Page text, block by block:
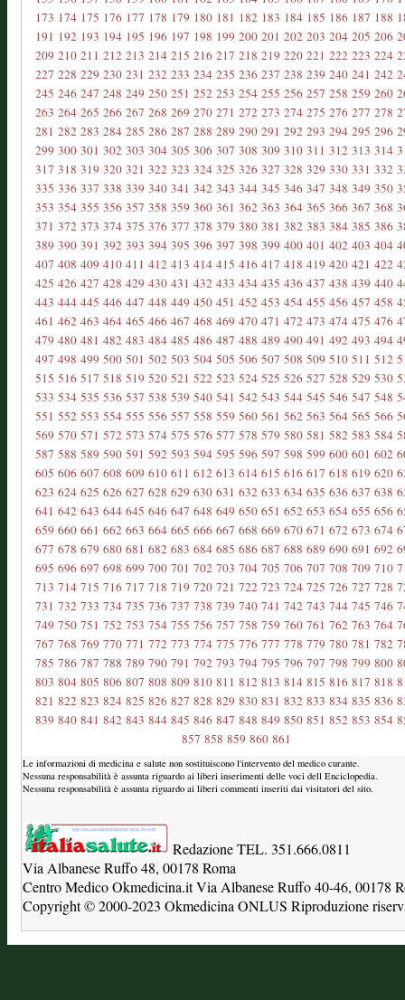
173 174 175 176 177 178 179 180 181 182 183 184 185 186 187 188
191 192 193 194 195 196 197 198 199 200 201 202 203 204 205 206
209 210 211 212 213 214 215 216 217 218 219 220 221 222 223 224
227 228 229 230 231 232 233 234 235 236 237 238 239 240 241 242
245 246 247 248 249 250 251 252 253 254 255 256 257 258 259 260
263 264 265 266 267 268 269 270 271 272 273 274 275 276 277 278
281 282 283 284 285 286 287 288 289 290 291 292 293 294 295 296
299 300 301 302 303 304 305 306 307 308 309 310 311 312 313 314
317 318 319 320 321 322 323 324 325 326 327 328 329 330 331 332
335 336 337 338 339 340 341 342 343 344 345 346 347 348 349 350
353 354 355 356 357 358 359 360 361 362 363 364 365 366 367 368
371 372 373 374 375 376 377 378 379 380 381 382 383 384 385 386
389 390 391 392 393 394 395 396 397 398 399 400 401 402 403 404
407 408 409 410 411 412 413 414 415 416 417 418 419 420 421 422
425 426 427 428 429 430 431 432 433 434 435 436 437 438 439 440
443 444 445 446 447 448 449 450 451 452 453 454 455 456 457 458
461 462 463 464 465 466 467 468 469 470 471 472 473 474 475 476
479 480 481 482 483 484 485 486 487 488 489 490 491 492 493 494
497 498 499 500 501 502 503 504 505 506 507 508 509 510 511 512
515 516 517 518 519 520 521 522 523 524 525 526 527 528 529 530
533 534 535 536 537 538 539 540 541 542 543 544 545 546 547 548
551 552 553 554 555 556 557 558 559 560 561 562 563 564 565 566
569 570 571 572 573 574 575 576 577 578 579 580 581 582 583 584
587 588 589 590 591 592 593 594 595 596 597 598 599 600 601 602
605 606 607 608 609 610 611 612 613 614 615 616 617 618 619 620
623 624 625 626 627 628 629 630 631 632 633 634 635 636 637 638
641 642 643 644 645 646 647 648 649 650 651 652 653 654 655 656
659 660 661 662 663 664 665 666 667 668 669 670 671 672 673 674
677 678 679 680 681 682 683 684 685 686 687 688 689 690 691 692
695 696 697 698 699 700 701 702 703 704 705 706 707 708 709 710
713 714 715 716 717 718 719 720 721 722 723 724 725 726 727 728
731 732 733 734 735 736 737 738 739 740 741 742 743 744 745 746
749 750 751 752 753 754 755 756 757 758 759 760 761 762 763 764
767 768 769 770 771 772 773 774 775 776 777 778 779 780 781 782
785 786 787 788 789 790 791 792 793 794 795 796 797 798 799 800
803 804 805 806 807 808 809 810 811 812 813 814 815 816 817 818
821 822 823 824 825 826 827 828 829 830 831 832 833 834 835 836
839 840 841 842 843 844 845 846 847 848 849 850 851 852 853 854
857 858 859 860 861
Le informazioni di medicina e salute non sostituiscono l'intervento del medico curante.
Nessuna responsabilità è assunta riguardo ai liberi inserimenti delle voci dell Enciclopedia.
Nessuna responsabilità è assunta riguardo ai liberi commenti inseriti dai visitatori del sito.
Redazione TEL. 351.666.0811
Via Albanese Ruffo 48, 00178 Roma
Centro Medico Okmedicina.it Via Albanese Ruffo 40-46, 00178
Copyright © 2000-2023 Okmedicina ONLUS Riproduzione